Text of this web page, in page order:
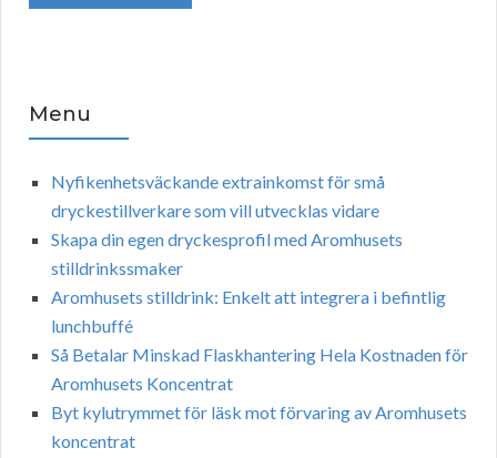
Menu
Nyfikenhetsväckande extrainkomst för små
dryckestillverkare som vill utvecklas vidare
Skapa din egen dryckesprofil med Aromhusets
stilldrinkssmaker
Aromhusets stilldrink: Enkelt att integrera i befintlig
lunchbuffé
Så Betalar Minskad Flaskhantering Hela Kostnaden för
Aromhusets Koncentrat
Byt kylutrymmet för läsk mot förvaring av Aromhusets
koncentrat